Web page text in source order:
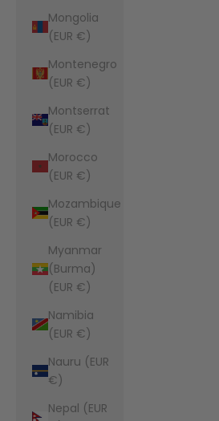
Mongolia
(EUR €)
Montenegro
(EUR €)
Montserrat
(EUR €)
Morocco
(EUR €)
Mozambique
(EUR €)
Myanmar
(Burma)
(EUR €)
Namibia
(EUR €)
Nauru (EUR
€)
Nepal (EUR